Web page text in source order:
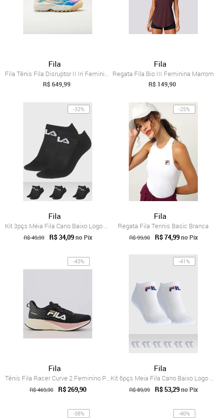
Fila
Fila Tênis Fila Disruptor II Iri Feminino 38
R$ 649,99
Fila
Regata Fila Bio III Feminina Marrom
R$ 149,90
-32%
Fila
Kit 3pçs Meia Fila Cano Baixo Logo Preto
R$ 49,99 R$ 34,09 no Pix
-25%
Fila
Regata Fila Tennis Basic Branca
R$ 99,90 R$ 74,99 no Pix
-43%
Fila
Tênis Fila Racer Curve 2 Feminino Preto e Bege
R$ 469,90 R$ 269,90
-41%
Fila
Kit 6pçs Meia Fila Cano Baixo Logo Branco
R$ 89,99 R$ 53,29 no Pix
-38% -40%